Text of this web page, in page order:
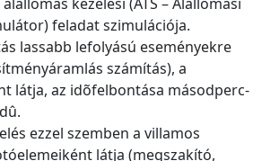
feladat szimulációja.
lassabb lefolyású eseményekre
számítás), a
látja, az idõfelbontása másodperc-
ezzel szemben a villamos
látja (megszakító,